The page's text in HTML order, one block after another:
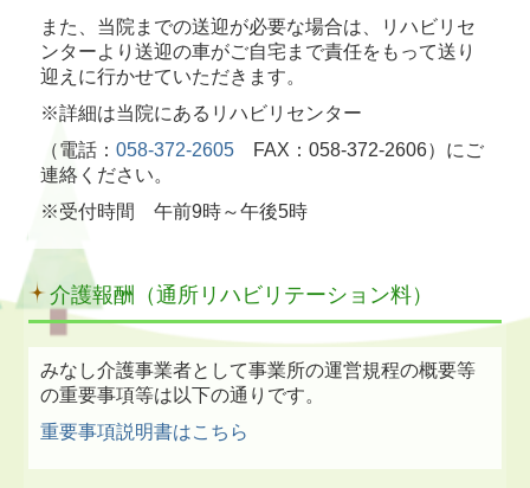
また、当院までの送迎が必要な場合は、リハビリセ
ンターより送迎の車がご自宅まで責任をもって送り
迎えに行かせていただきます。
※詳細は当院にあるリハビリセンター
（電話：058-372-2605 FAX：058-372-2606）にご
連絡ください。
※受付時間 午前9時～午後5時
介護報酬（通所リハビリテーション料）
みなし介護事業者として事業所の運営規程の概要等
の重要事項等は以下の通りです。
重要事項説明書はこちら